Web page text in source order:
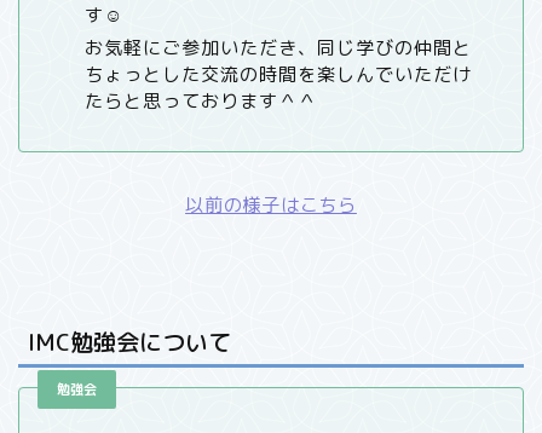
す☺︎
お気軽にご参加いただき、同じ学びの仲間と
ちょっとした交流の時間を楽しんでいただけ
たらと思っております＾＾
以前の様子はこちら
IMC勉強会について
勉強会